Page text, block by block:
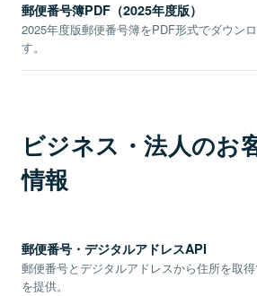
郵便番号簿PDF（2025年度版）
2025年度版郵便番号簿をPDF形式でダウン
す。
ビジネス・法人のお
情報
郵便番号・デジタルアドレスAPI
郵便番号とデジタルアドレスから住所を取
を提供。